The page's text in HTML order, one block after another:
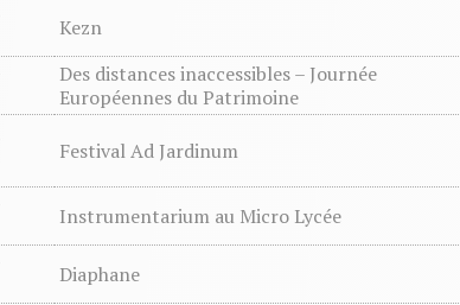
Kezn
Des distances inaccessibles – Journée
Européennes du Patrimoine
Festival Ad Jardinum
Instrumentarium au Micro Lycée
Diaphane